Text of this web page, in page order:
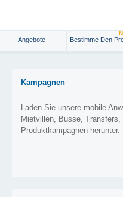
Angebote Bestimme Den
Kampagnen
Laden Sie unsere mobile
Mietvillen, Busse, Transfers,
Produktkampagnen herunter.